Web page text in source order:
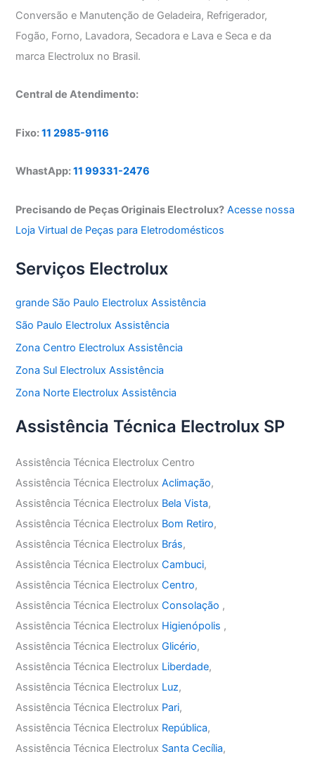
Conversão e Manutenção de Geladeira, Refrigerador,
Fogão, Forno, Lavadora, Secadora e Lava e Seca e da
marca Electrolux no Brasil.
Central de Atendimento:
Fixo:11 2985-9116
WhastApp:11 99331-2476
Precisando de Peças Originais Electrolux? Acesse nossa
Loja Virtual de Peças para Eletrodomésticos
Serviços Electrolux
grande São Paulo Electrolux Assistência
São Paulo Electrolux Assistência
Zona Centro Electrolux Assistência
Zona Sul Electrolux Assistência
Zona Norte Electrolux Assistência
Assistência Técnica Electrolux SP
Assistência Técnica Electrolux Centro
Assistência Técnica ElectroluxAclimação,
Assistência Técnica Electrolux Bela Vista,
Assistência Técnica Electrolux Bom Retiro,
Assistência Técnica Electrolux Brás,
Assistência Técnica ElectroluxCambuci,
Assistência Técnica ElectroluxCentro,
Assistência Técnica ElectroluxConsolação ,
Assistência Técnica Electrolux Higienópolis ,
Assistência Técnica ElectroluxGlicério,
Assistência Técnica Electrolux Liberdade,
Assistência Técnica Electrolux Luz,
Assistência Técnica Electrolux Pari,
Assistência Técnica Electrolux República,
Assistência Técnica Electrolux Santa Cecília,